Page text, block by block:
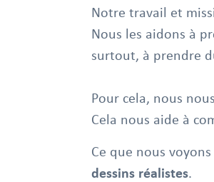
Notre travail et
Nous les aidons à
surtout, à prendre
Pour cela, nous
Cela nous aide à
Ce que nous
dessins réalistes.